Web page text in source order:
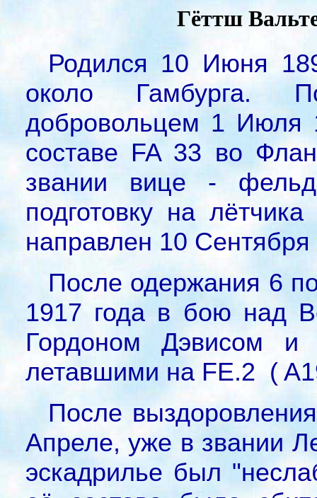
Гёттш
Родился 10 Июня
около Гамбурга.
добровольцем 1 Июля
составе FA 33 во
звании вице -
подготовку на
направлен 10
После одержания 6
1917 года в бою над
Гордоном Дэвисом
летавшими на FE.2 (
После
Апреле, уже в звании
эскадрилье был